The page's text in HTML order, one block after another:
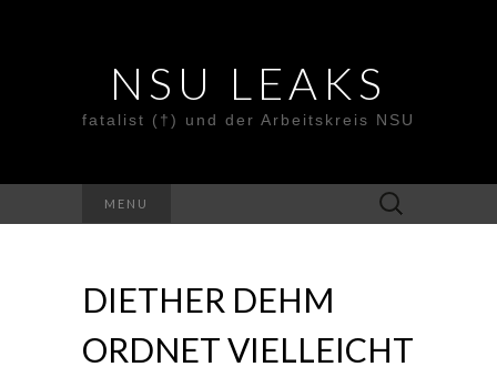
NSU LEAKS
fatalist (†) und der Arbeitskreis NSU
MENU
Suche
nach:
DIETHER DEHM
ORDNET VIELLEICHT